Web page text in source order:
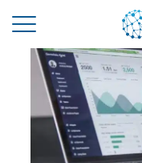
ACCUEIL
SOLUTIONS
SERVICES